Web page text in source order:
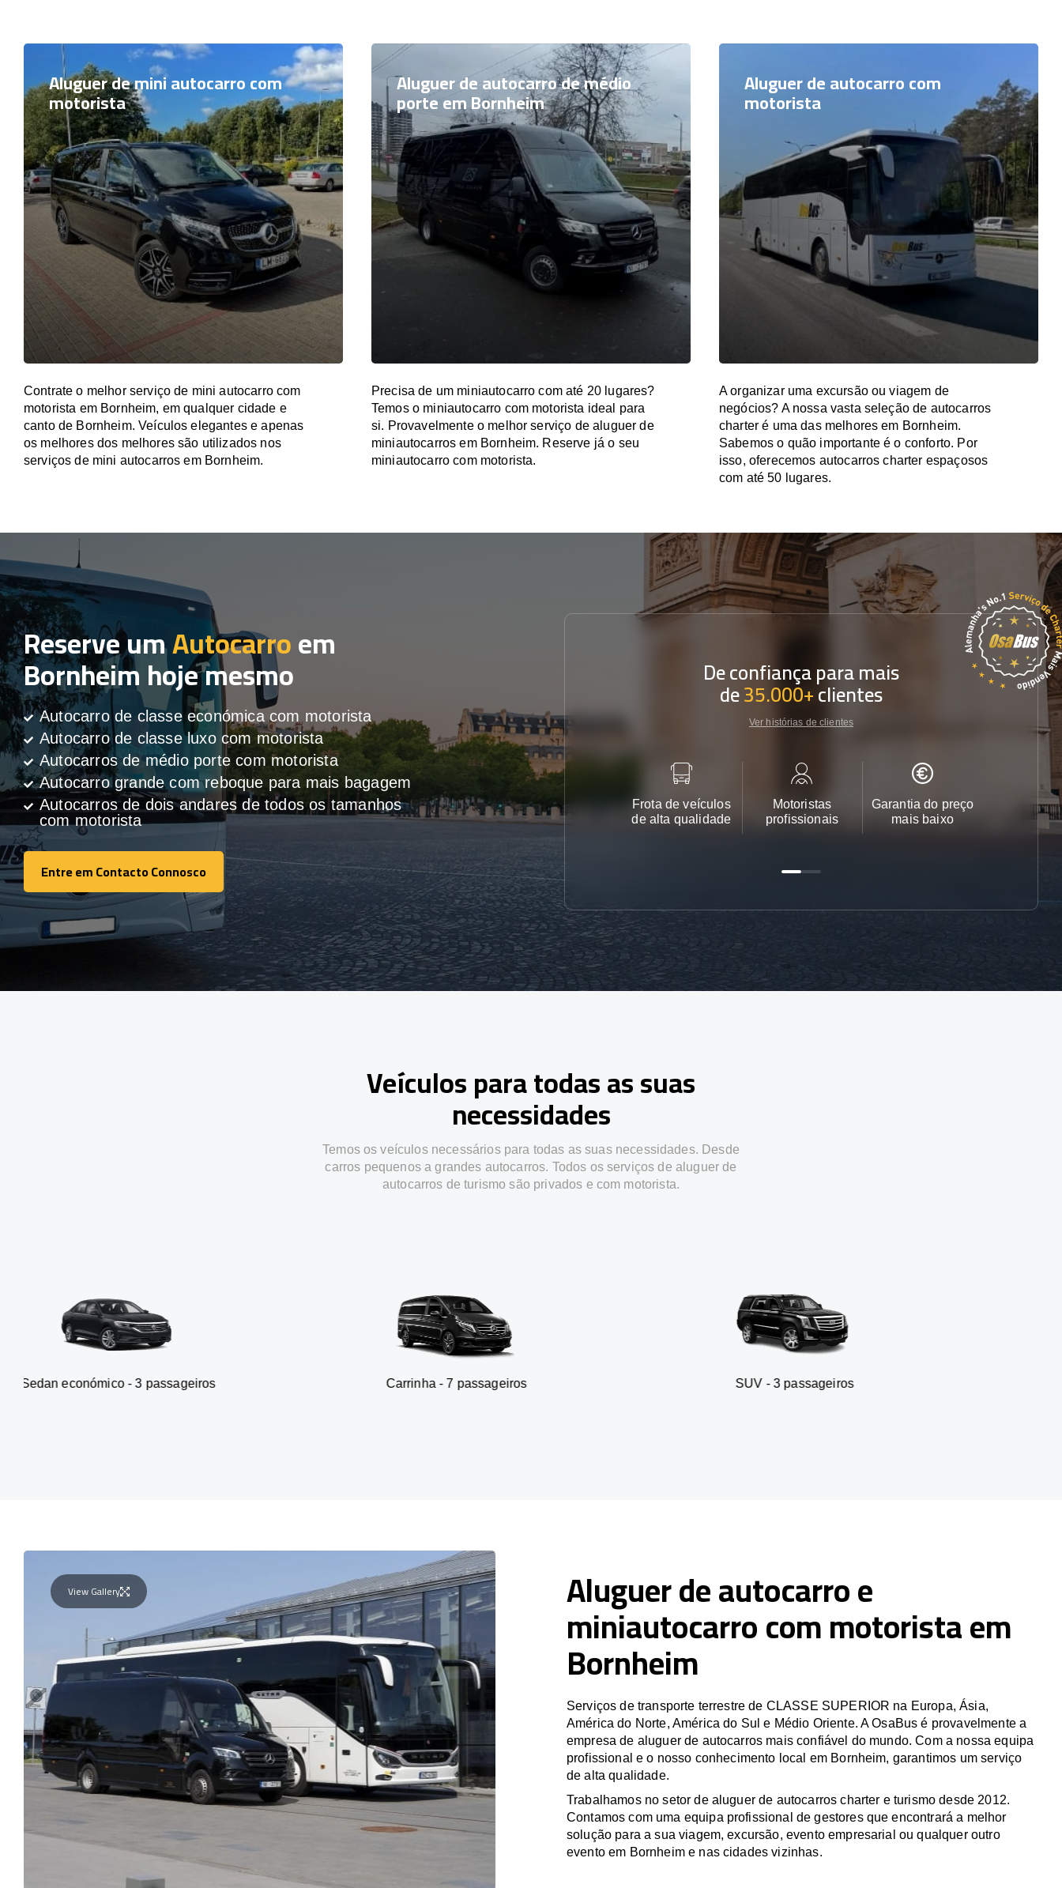
Aluguer de mini autocarro com
motorista
Contrate o melhor serviço de mini autocarro com
motorista em Bornheim, em qualquer cidade e
canto de Bornheim. Veículos elegantes e apenas
os melhores dos melhores são utilizados nos
serviços de mini autocarros em Bornheim.
Aluguer de autocarro de médio
porte em Bornheim
Precisa de um miniautocarro com até 20 lugares?
Temos o miniautocarro com motorista ideal para
si. Provavelmente o melhor serviço de aluguer de
miniautocarros em Bornheim. Reserve já o seu
miniautocarro com motorista.
Aluguer de autocarro com
motorista
A organizar uma excursão ou viagem de
negócios? A nossa vasta seleção de autocarros
charter é uma das melhores em Bornheim.
Sabemos o quão importante é o conforto. Por
isso, oferecemos autocarros charter espaçosos
com até 50 lugares.
Reserve umAutocarroem
Bornheim hoje mesmo
Autocarro de classe económica com motorista
Autocarro de classe luxo com motorista
Autocarros de médio porte com motorista
Autocarro grande com reboque para mais bagagem
Autocarros de dois andares de todos os tamanhos
com motorista
Entre em Contacto Connosco
Entre em Contacto Connosco
De confiança para mais
de35.000+clientes
Ver histórias de clientes
Frota de veículos
de alta qualidade
Motoristas
profissionais
Garantia do preço
mais baixo
Apoio ao
24/7
Veículos para todas as suas
necessidades
Temos os veículos necessários para todas as suas necessidades. Desde
carros pequenos a grandes autocarros. Todos os serviços de aluguer de
autocarros de turismo são privados e com motorista.
- 3 passageiros Carrinha - 7 passageiros SUV - 3 passageiros
View Gallery Aluguer de autocarro e
miniautocarro com motorista em
Bornheim
Serviços de transporte terrestre de CLASSE SUPERIOR na Europa, Ásia,
América do Norte, América do Sul e Médio Oriente. A OsaBus é provavelmente a
empresa de aluguer de autocarros mais confiável do mundo. Com a nossa equipa
profissional e o nosso conhecimento local em Bornheim, garantimos um serviço
de alta qualidade.
Trabalhamos no setor de aluguer de autocarros charter e turismo desde 2012.
Contamos com uma equipa profissional de gestores que encontrará a melhor
solução para a sua viagem, excursão, evento empresarial ou qualquer outro
evento em Bornheim e nas cidades vizinhas.